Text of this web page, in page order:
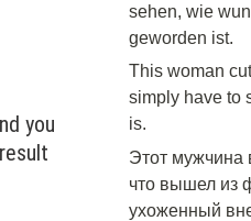
you
sehen, wie
geworden ist.
This woman
simply have to
is.
Этот мужчина
что вышел из
ухоженный